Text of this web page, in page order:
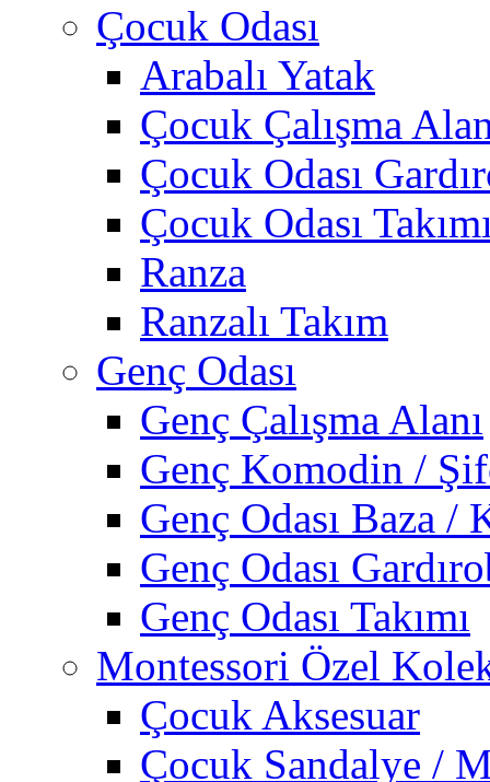
Çocuk Odası
Arabalı Yatak
Çocuk Çalışma
Çocuk Odası
Çocuk Odası
Ranza
Ranzalı Takım
Genç Odası
Genç Çalışma Alanı
Genç Komodin /
Genç Odası Baza /
Genç Odası
Genç Odası Takımı
Montessori Özel
Çocuk Aksesuar
Çocuk Sandalye /